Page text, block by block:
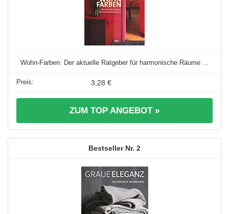
Wohn-Farben: Der aktuelle Ratgeber für harmonische Räume ...
3,28 €
ZUM TOP ANGEBOT »
2